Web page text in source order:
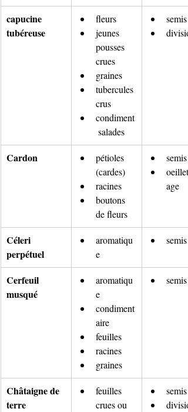
capucine
tubéreuse
fleurs
jeunes
pousses
crues
graines
tubercules
crus
condiment
salades
semis
Cardon
pétioles
(cardes)
racines
boutons
de fleurs
semis
age
Céleri
perpétuel
aromatiqu
e
semis
Cerfeuil
musqué
aromatiqu
e
condiment
aire
feuilles
racines
graines
semis
Châtaigne de
terre
feuilles
crues ou
semis